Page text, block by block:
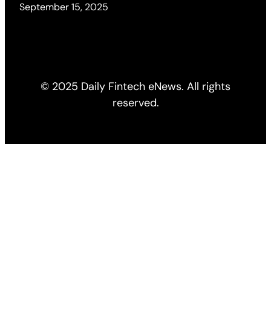
September 15, 2025
© 2025 Daily Fintech eNews. All rights
reserved.